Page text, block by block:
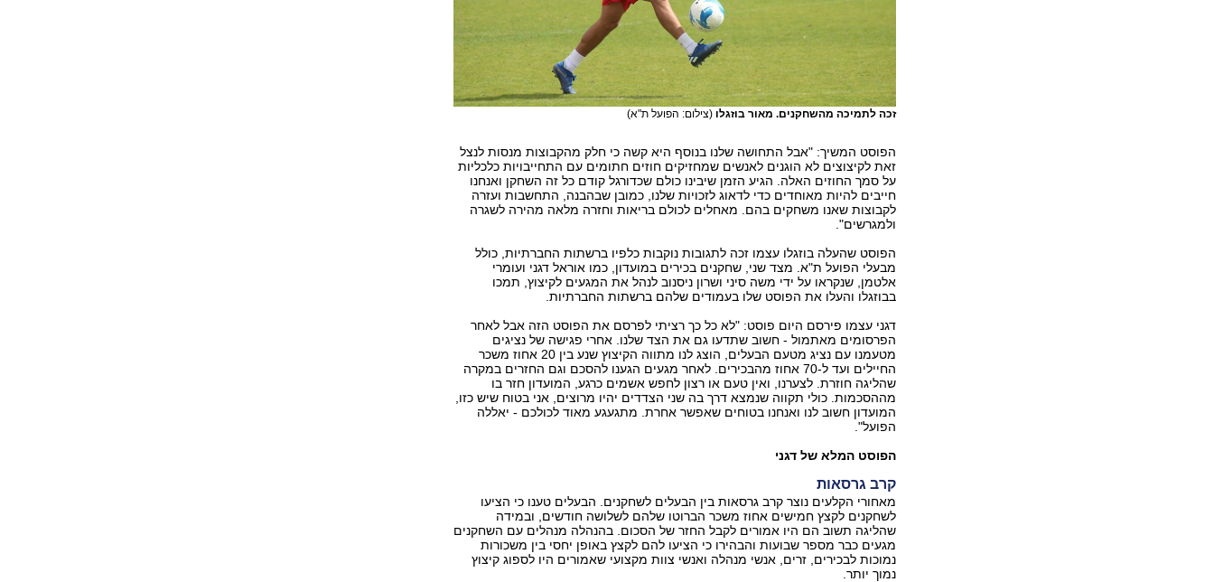
זכה לתמיכה מהשחקנים. מאור בוזגלו (צילום: הפועל ת"א)
הפוסט המשיך: "אבל התחושה שלנו בנוסף היא קשה כי חלק מהקבוצות מנסות לנצל
זאת לקיצוצים לא הוגנים לאנשים שמחזיקים חוזים חתומים עם התחייבויות כלכליות
על סמך החוזים האלה. הגיע הזמן שיבינו כולם שכדורגל קודם כל זה השחקן ואנחנו
חייבים להיות מאוחדים כדי לדאוג לזכויות שלנו, כמובן שבהבנה, התחשבות ועזרה
לקבוצות שאנו משחקים בהם. מאחלים לכולם בריאות וחזרה מלאה מהירה לשגרה
ולמגרשים".
הפוסט שהעלה בוזגלו עצמו זכה לתגובות נוקבות כלפיו ברשתות החברתיות, כולל
מבעלי הפועל ת"א. מצד שני, שחקנים בכירים במועדון, כמו אוראל דגני ועומרי
אלטמן, שנקראו על ידי משה סיני ושרון ניסנוב לנהל את המגעים לקיצוץ, תמכו
בבוזגלו והעלו את הפוסט שלו בעמודים שלהם ברשתות החברתיות.
דגני עצמו פירסם היום פוסט: "לא כל כך רציתי לפרסם את הפוסט הזה אבל לאחר
הפרסומים מאתמול - חשוב שתדעו גם את הצד שלנו. אחרי פגישה של נציגים
מטעמנו עם נציג מטעם הבעלים, הוצג לנו מתווה הקיצוץ שנע בין 20 אחוז משכר
החיילים ועד ל-70 אחוז מהבכירים. לאחר מגעים הגענו להסכם וגם החזרים במקרה
שהליגה חוזרת. לצערנו, ואין טעם או רצון לחפש אשמים כרגע, המועדון חזר בו
מההסכמות. כולי תקווה שנמצא דרך בה שני הצדדים יהיו מרוצים, אני בטוח שיש כזו,
המועדון חשוב לנו ואנחנו בטוחים שאפשר אחרת. מתגעגע מאוד לכולכם - יאללה
הפועל".
הפוסט המלא של דגני
קרב גרסאות
מאחורי הקלעים נוצר קרב גרסאות בין הבעלים לשחקנים. הבעלים טענו כי הציעו
לשחקנים לקצץ חמישים אחוז משכר הברוטו שלהם לשלושה חודשים, ובמידה
שהליגה תשוב הם היו אמורים לקבל החזר של הסכום. בהנהלה מנהלים עם השחקנים
מגעים כבר מספר שבועות והבהירו כי הציעו להם לקצץ באופן יחסי בין משכורות
נמוכות לבכירים, זרים, אנשי מנהלה ואנשי צוות מקצועי שאמורים היו לספוג קיצוץ
נמוך יותר.